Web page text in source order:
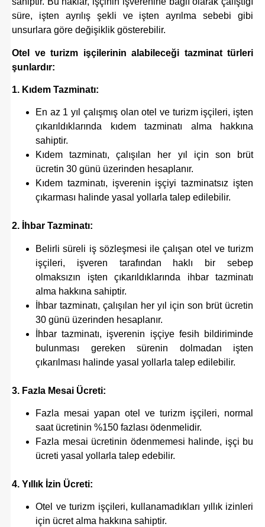
süre, işten ayrılış şekli ve işten ayrılma sebebi gibi
unsurlara göre değişiklik gösterebilir.
Otel ve turizm işçilerinin alabileceği tazminat türleri
şunlardır:
1. Kıdem Tazminatı:
En az 1 yıl çalışmış olan otel ve turizm işçileri, işten
çıkarıldıklarında kıdem tazminatı alma hakkına
sahiptir.
Kıdem tazminatı, çalışılan her yıl için son brüt
ücretin 30 günü üzerinden hesaplanır.
Kıdem tazminatı, işverenin işçiyi tazminatsız işten
çıkarması halinde yasal yollarla talep edilebilir.
2. İhbar Tazminatı:
Belirli süreli iş sözleşmesi ile çalışan otel ve turizm
işçileri, işveren tarafından haklı bir sebep
olmaksızın işten çıkarıldıklarında ihbar tazminatı
alma hakkına sahiptir.
İhbar tazminatı, çalışılan her yıl için son brüt ücretin
30 günü üzerinden hesaplanır.
İhbar tazminatı, işverenin işçiye fesih bildiriminde
bulunması gereken sürenin dolmadan işten
çıkarılması halinde yasal yollarla talep edilebilir.
3. Fazla Mesai Ücreti:
Fazla mesai yapan otel ve turizm işçileri, normal
saat ücretinin %150 fazlası ödenmelidir.
Fazla mesai ücretinin ödenmemesi halinde, işçi bu
ücreti yasal yollarla talep edebilir.
4. Yıllık İzin Ücreti:
Otel ve turizm işçileri, kullanamadıkları yıllık izinleri
için ücret alma hakkına sahiptir.